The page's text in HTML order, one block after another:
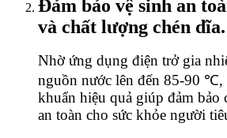
Đảm bảo vệ sinh an
và chất lượng chén dĩa.
Nhờ ứng dụng điện trở gia
nguồn nước lên đến 85-90 ℃,
khuẩn hiệu quả giúp đảm bảo
an toàn cho sức khỏe người